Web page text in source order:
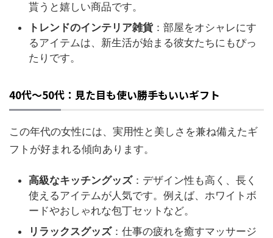
貰うと嬉しい商品です。
トレンドのインテリア雑貨：部屋をオシャレにす
るアイテムは、新生活が始まる彼女たちにもぴっ
たりです。
40代～50代：見た目も使い勝手もいいギフト
この年代の女性には、実用性と美しさを兼ね備えたギ
フトが好まれる傾向あります。
高級なキッチングッズ：デザイン性も高く、長く
使えるアイテムが人気です。例えば、ホワイトボ
ードやおしゃれな包丁セットなど。
リラックスグッズ：仕事の疲れを癒すマッサージ